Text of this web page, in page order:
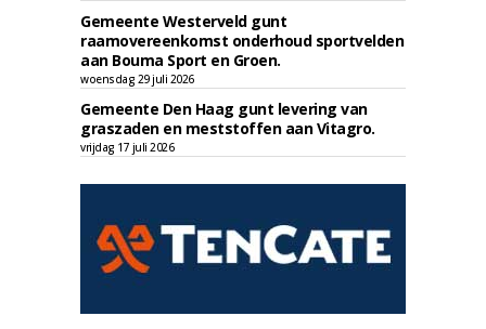
Gemeente Westerveld gunt
raamovereenkomst onderhoud sportvelden
aan Bouma Sport en Groen.
woensdag 29 juli 2026
Gemeente Den Haag gunt levering van
graszaden en meststoffen aan Vitagro.
vrijdag 17 juli 2026